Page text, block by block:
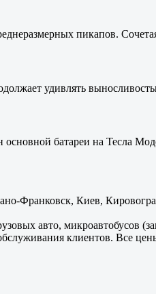
пикапов.
удивлять
батареи на Тесла
Франковск, Киев,
авто,
клиентов. Все